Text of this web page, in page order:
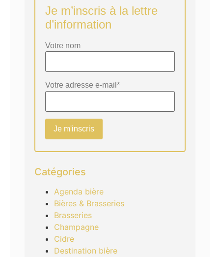
Je m’inscris à la lettre
d’information
Votre nom
Votre adresse e-mail*
Catégories
Agenda bière
Bières & Brasseries
Brasseries
Champagne
Cidre
Destination bière